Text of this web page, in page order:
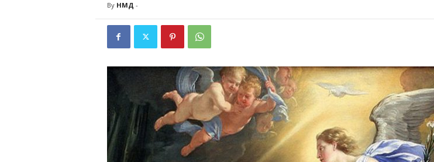
By НМД -